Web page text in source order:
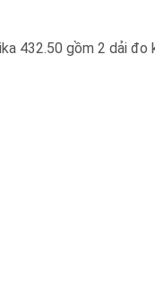
432.50 gồm 2 dải